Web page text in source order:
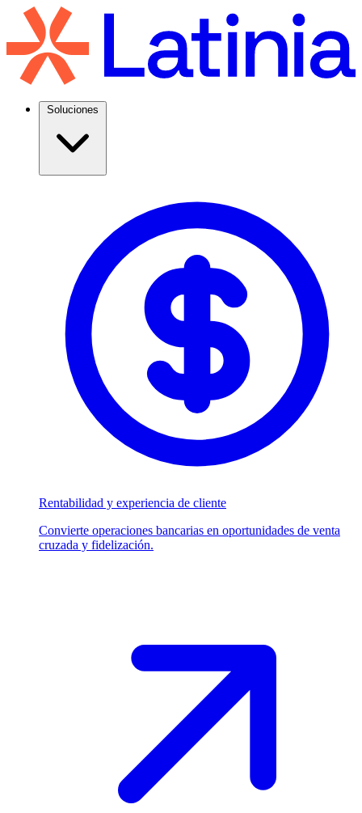
Soluciones
Rentabilidad y experiencia de cliente
Convierte operaciones bancarias en oportunidades de venta
cruzada y fidelización.